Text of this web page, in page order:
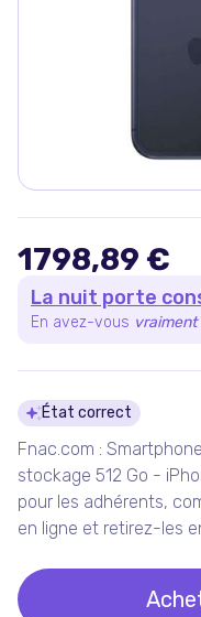
1798,89 €
La nuit porte
En avez-vous vraiment
Détails
État correct
Fnac.com :
stockage 512 Go -
pour les adhérents,
en ligne et retirez-les